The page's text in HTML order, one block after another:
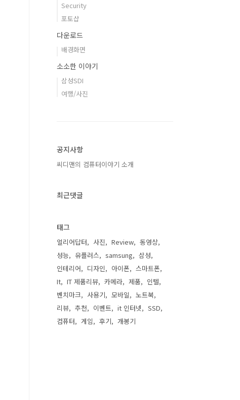
Security
포토샵
다운로드
배경화면
소소한 이야기
삼성SDI
여행/사진
공지사항
씨디맨의 컴퓨터이야기 소개
최근댓글
태그
얼리어답터 사진 Review
동영상
성능
유플러스 samsung
삼성
인테리어
디자인 아이폰
스마트폰
It
IT 제품리뷰 카메라 제품
인텔
벤치마크
사용기 모바일
노트북
리뷰
추천 이벤트 it 인터넷
SSD
컴퓨터
게임 후기 개봉기